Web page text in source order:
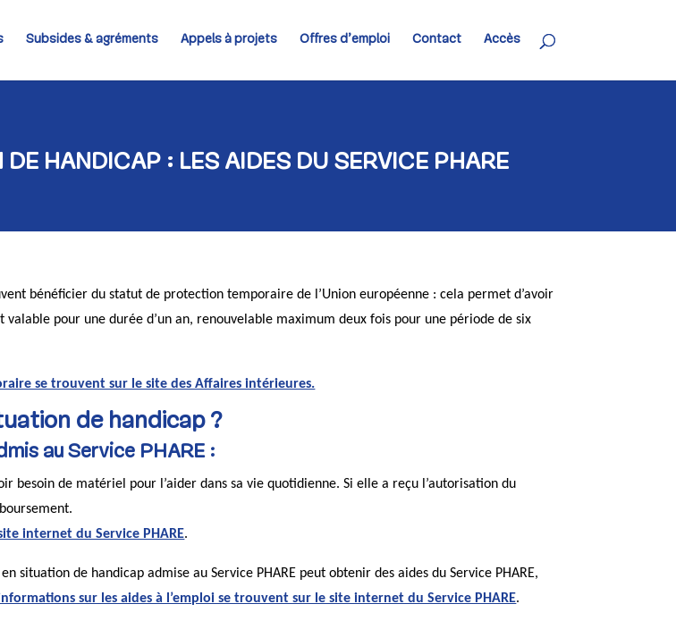
Subsides & agréments Appels à projets Offres d’emploi Contact Accès
HANDICAP : LES AIDES DU SERVICE PHARE
bénéficier du statut de protection temporaire de l’Union européenne : cela permet d’avoir
valable pour une durée d’un an, renouvelable maximum deux fois pour une période de six
se trouvent sur le site des Affaires intérieures.
de handicap ?
au Service PHARE :
besoin de matériel pour l’aider dans sa vie quotidienne. Si elle a reçu l’autorisation du
internet du Service PHARE.
situation de handicap admise au Service PHARE peut obtenir des aides du Service PHARE,
sur les aides à l’emploi se trouvent sur le site internet du Service PHARE.